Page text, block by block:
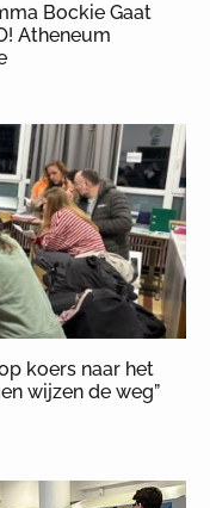
Bockie Gaat
Atheneum
koers naar het
wijzen de weg”